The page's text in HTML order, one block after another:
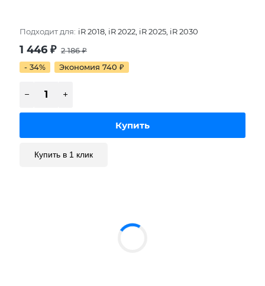
Подходит для: iR 2018, iR 2022, iR 2025, iR 2030
1 446 ₽ 2 186₽
- 34%
Экономия 740 ₽
Купить в 1 клик